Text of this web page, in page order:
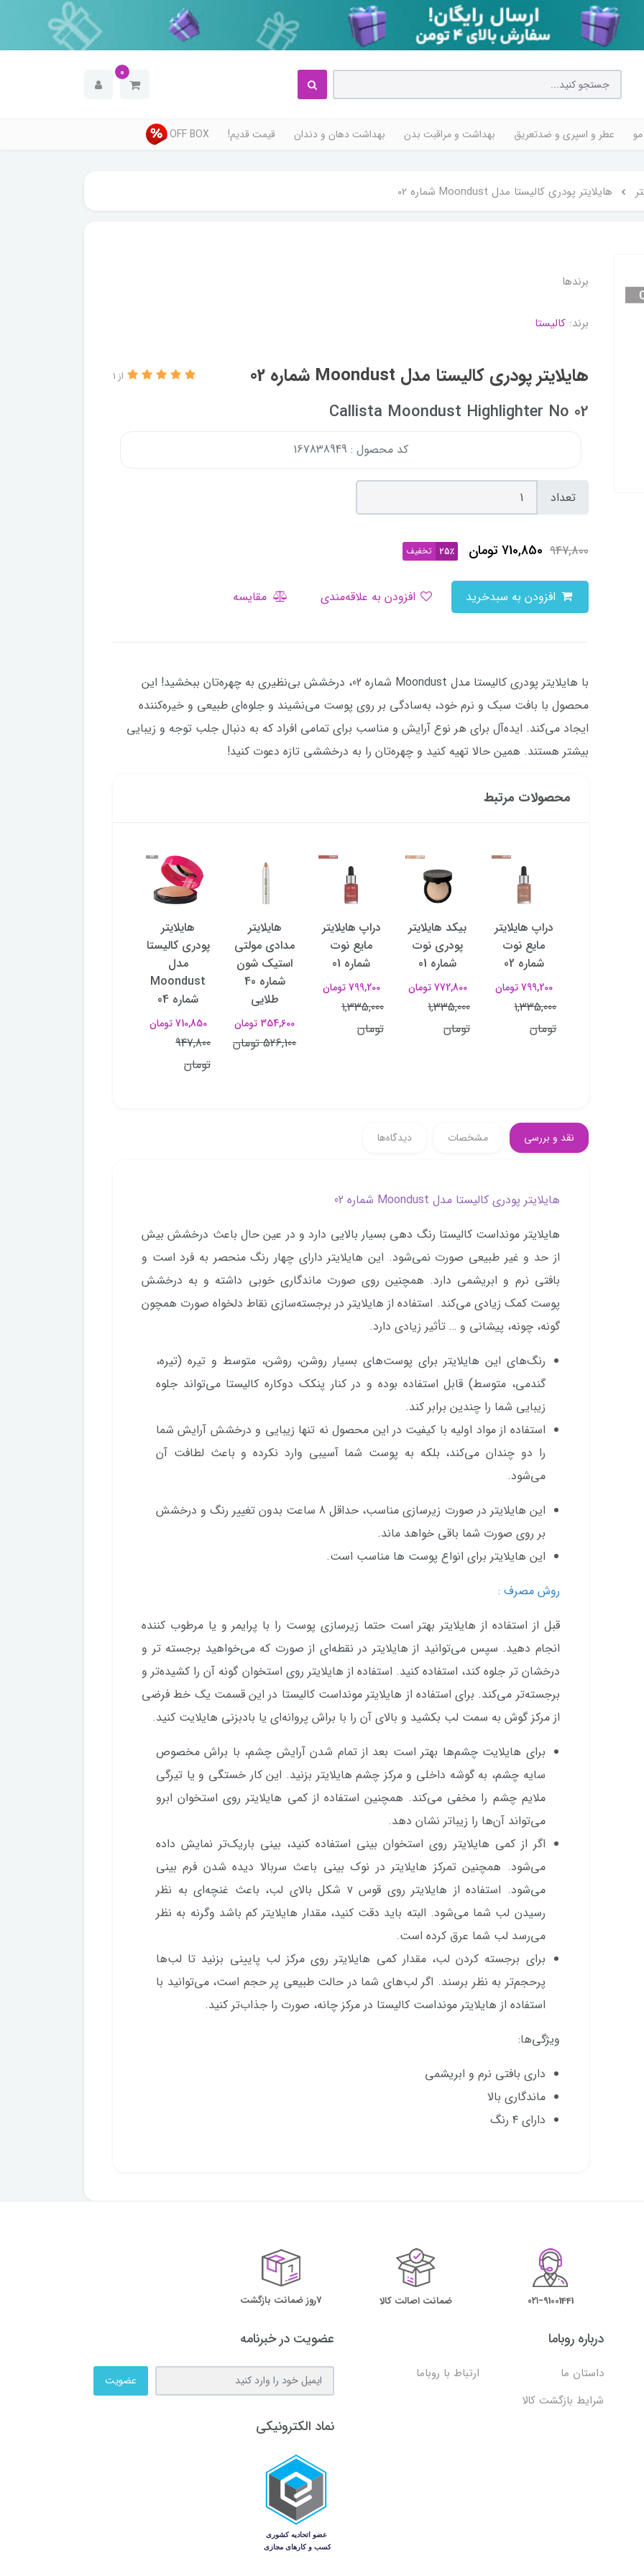
0
عطر و اسپری و ضدتعریق بهداشت و مراقبت بدن بهداشت دهان و دندان قیمت قدیم! OFF BOX
هایلایتر پودری کالیستا مدل Moondust شماره 02
برندها
برند:کالیستا
هایلایتر پودری کالیستا مدل Moondust شماره 02 از 1
Callista Moondust Highlighter No 02
کد محصول : 167838949
تعداد
947,800
710,850تومان 25٪ تخفیف
مقایسه
با هایلایتر پودری کالیستا مدل Moondust شماره 02، درخشش بی‌نظیری به چهره‌تان ببخشید! این
محصول با بافت سبک و نرم خود، به‌سادگی بر روی پوست می‌نشیند و جلوه‌ای طبیعی و خیره‌کننده
ایجاد می‌کند. ایده‌آل برای هر نوع آرایش و مناسب برای تمامی افراد که به دنبال جلب توجه و زیبایی
بیشتر هستند. همین حالا تهیه کنید و چهره‌تان را به درخششی تازه دعوت کنید!
محصولات مرتبط
دراپ هایلایتر
مایع نوت
شماره 02
799,200 تومان
1,335,000
تومان
بیکد هایلایتر
پودری نوت
شماره 01
772,800 تومان
1,335,000
تومان
دراپ هایلایتر
مایع نوت
شماره 01
799,200 تومان
1,335,000
تومان
هایلایتر
مدادی مولتی
استیک شون
شماره 40
طلایی
354,600 تومان
526,100 تومان
هایلایتر
پودری کالیستا
مدل
Moondust
شماره 04
710,850 تومان
947,800
تومان
نقد و بررسی مشخصات دیدگاه‌ها
هایلایتر پودری کالیستا مدل Moondust شماره 02
هایلایتر مونداست کالیستا رنگ دهی بسیار بالایی دارد و در عین حال باعث درخشش بیش
از حد و غیر طبیعی صورت نمی‌شود. این هایلایتر دارای چهار رنگ منحصر به فرد است و
بافتی نرم و ابریشمی دارد. همچنین روی صورت ماندگاری خوبی داشته و به درخشش
پوست کمک زیادی می‌کند. استفاده از هایلایتر در برجسته‌سازی نقاط دلخواه صورت همچون
گونه، چونه، پیشانی و … تأثیر زیادی دارد.
رنگ‌های این هایلایتر برای پوست‌های بسیار روشن، روشن، متوسط و تیره (تیره،
گندمی، متوسط) قابل استفاده بوده و در کنار پنکک دوکاره کالیستا می‌تواند جلوه
زیبایی شما را چندین برابر کند.
استفاده از مواد اولیه با کیفیت در این محصول نه تنها زیبایی و درخشش آرایش شما
را دو چندان می‌کند، بلکه به پوست شما آسیبی وارد نکرده و باعث لطافت آن
می‌شود.
این هایلایتر در صورت زیرسازی مناسب، حداقل 8 ساعت بدون تغییر رنگ و درخشش
بر روی صورت شما باقی خواهد ماند.
این هایلایتر برای انواع پوست ها مناسب است.
روش مصرف :
قبل از استفاده از هایلایتر بهتر است حتما زیرسازی پوست را با پرایمر و یا مرطوب کننده
انجام دهید. سپس می‌توانید از هایلایتر در نقطه‌ای از صورت که می‌خواهید برجسته تر و
درخشان تر جلوه کند، استفاده کنید. استفاده از هایلایتر روی استخوان گونه آن را کشیده‌تر و
برجسته‌تر می‌کند. برای استفاده از هایلایتر مونداست کالیستا در این قسمت یک خط فرضی
از مرکز گوش به سمت لب بکشید و بالای آن را با براش پروانه‌ای یا بادبزنی هایلایت کنید.
برای هایلایت چشم‌ها بهتر است بعد از تمام شدن آرایش چشم، با براش مخصوص
سایه چشم، به گوشه داخلی و مرکز چشم هایلایتر بزنید. این کار خستگی و یا تیرگی
ملایم چشم را مخفی می‌کند. همچنین استفاده از کمی هایلایتر روی استخوان ابرو
می‌تواند آن‌ها را زیباتر نشان دهد.
اگر از کمی هایلایتر روی استخوان بینی استفاده کنید، بینی باریک‌تر نمایش داده
می‌شود. همچنین تمرکز هایلایتر در نوک بینی باعث سربالا دیده شدن فرم بینی
می‌شود. استفاده از هایلایتر روی قوس v شکل بالای لب، باعث غنچه‌ای به نظر
رسیدن لب شما می‌شود. البته باید دقت کنید، مقدار هایلایتر کم باشد وگرنه به نظر
می‌رسد لب شما عرق کرده است.
برای برجسته کردن لب، مقدار کمی هایلایتر روی مرکز لب پایینی بزنید تا لب‌ها
پرحجم‌تر به نظر برسند. اگر لب‌های شما در حالت طبیعی پر حجم است، می‌توانید با
استفاده از هایلایتر مونداست کالیستا در مرکز چانه، صورت را جذاب‌تر کنید.
ویژگی‌ها:
داری بافتی نرم و ابریشمی
ماندگاری بالا
دارای ۴ رنگ
۰۲۱−91001441 ضمانت اصالت کالا 7روز ضمانت بازگشت
درباره روباما
داستان ما
ارتباط با روباما
شرایط بازگشت کالا
عضویت در خبرنامه
عضویت
نماد الکترونیکی